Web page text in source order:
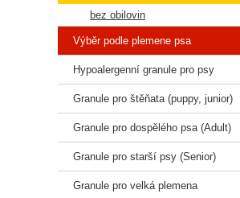
bez obilovin
Výběr podle plemene psa
Hypoalergenní granule pro psy
Granule pro štěňata (puppy, junior)
Granule pro dospělého psa (Adult)
Granule pro starší psy (Senior)
Granule pro velká plemena